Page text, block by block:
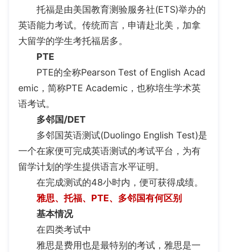
托福是由美国教育测验服务社(ETS)举办的
英语能力考试。传统而言，申请赴北美，加拿
大留学的学生考托福居多。
PTE
PTE的全称Pearson Test of English Acad
emic，简称PTE Academic，也称培生学术英
语考试。
多邻国/DET
多邻国英语测试(Duolingo English Test)是
一个在家便可完成英语测试的考试平台，为有
留学计划的学生提供语言水平证明。
在完成测试的48小时内，便可获得成绩。
雅思、托福、PTE、多邻国有何区别
基本情况
在四类考试中
雅思是费用也是最特别的考试，雅思是一